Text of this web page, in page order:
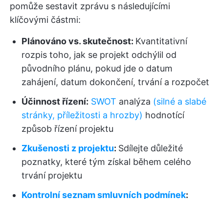
pomůže sestavit zprávu s následujícími
klíčovými částmi:
Plánováno vs. skutečnost: Kvantitativní
rozpis toho, jak se projekt odchýlil od
původního plánu, pokud jde o datum
zahájení, datum dokončení, trvání a rozpočet
Účinnost řízení: SWOT analýza (silné a slabé
stránky, příležitosti a hrozby) hodnotící
způsob řízení projektu
Zkušenosti z projektu: Sdílejte důležité
poznatky, které tým získal během celého
trvání projektu
Kontrolní seznam smluvních podmínek: